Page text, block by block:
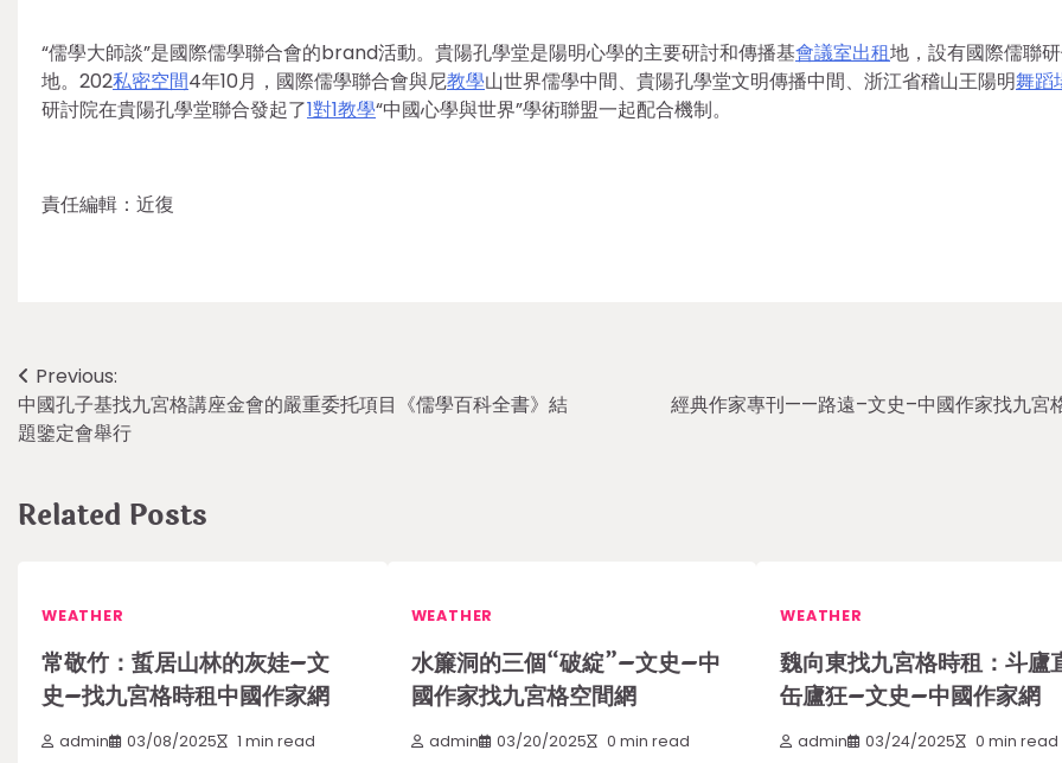
“儒學大師談”是國際儒學聯合會的brand活動。貴陽孔學堂是陽明心學的主要研討和傳播基會議室出租地，設有國際儒聯
地。202私密空間4年10月，國際儒學聯合會與尼教學山世界儒學中間、貴陽孔學堂文明傳播中間、浙江省稽山王陽明舞蹈
研討院在貴陽孔學堂聯合發起了1對1教學“中國心學與世界”學術聯盟一起配合機制。
責任編輯：近復
Post
navigation
Previous:
中國孔子基找九宮格講座金會的嚴重委托項目《儒學百科全書》結
題鑒定會舉行
經典作家專刊——路遠–文史–中國作家找九宮
Related Posts
WEATHER
常敬竹：蜇居山林的灰娃–文
史–找九宮格時租中國作家網
admin 03/08/2025 1 min read
WEATHER
水簾洞的三個“破綻”–文史–中
國作家找九宮格空間網
admin 03/20/2025 0 min read
WEATHER
魏向東找九宮格時租：斗廬
缶廬狂–文史–中國作家網
admin 03/24/2025 0 min read